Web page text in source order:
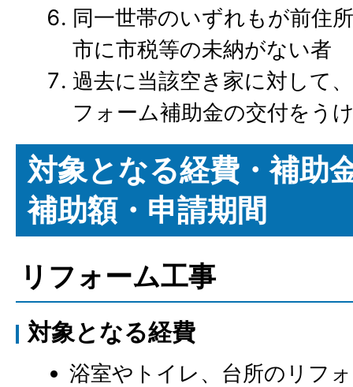
同一世帯のいずれもが前住
市に市税等の未納がない者
過去に当該空き家に対して
フォーム補助金の交付をう
対象となる経費・補助
補助額・申請期間
リフォーム工事
対象となる経費
浴室やトイレ、台所のリフ